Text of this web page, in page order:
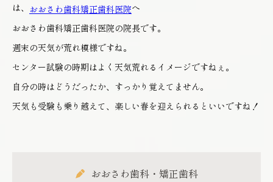
は、 おおさわ歯科矯正歯科医院へ
おおさわ歯科矯正歯科医院の院長です。
週末の天気が荒れ模様ですね。
センター試験の時期はよく天気荒れるイメージですねぇ。
自分の時はどうだったか、すっかり覚えてません。
天気も受験も乗り越えて、楽しい春を迎えられるといいですね！
おおさわ歯科・矯正歯科